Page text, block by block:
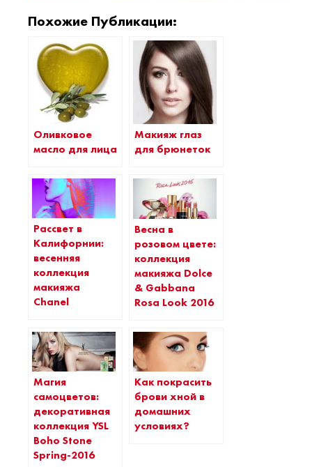
Похожие Публикации:
Оливковое
масло для лица
Макияж глаз
для брюнеток
Рассвет в
Калифорнии:
весенняя
коллекция
макияжа
Chanel
Весна в
розовом цвете:
коллекция
макияжа Dolce
& Gabbana
Rosa Look 2016
Магия
самоцветов:
декоративная
коллекция YSL
Boho Stone
Spring-2016
Как покрасить
брови хной в
домашних
условиях?